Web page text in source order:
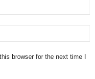
browser for the next time I